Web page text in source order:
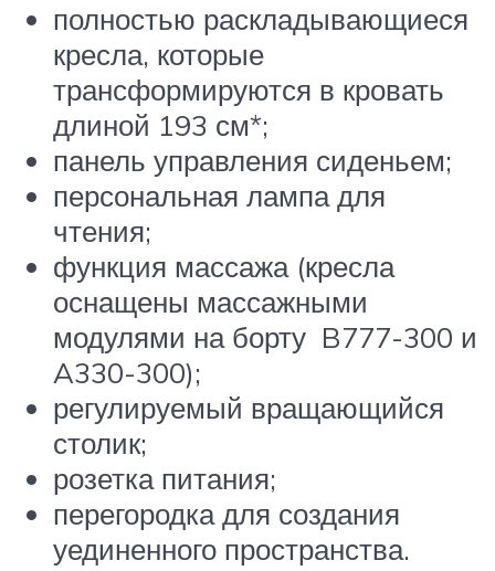
полностью раскладывающиеся
кресла, которые
трансформируются в кровать
длиной 193 см*;
панель управления сиденьем;
персональная лампа для
чтения;
функция массажа (кресла
оснащены массажными
модулями на борту B777-300 и
A330-300);
регулируемый вращающийся
столик;
розетка питания;
перегородка для создания
уединенного пространства.